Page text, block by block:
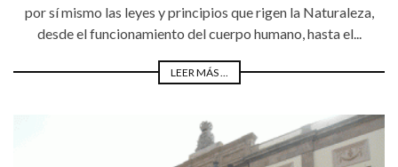
por sí mismo las leyes y principios que rigen la Naturaleza,
desde el funcionamiento del cuerpo humano, hasta el...
LEER MÁS ...